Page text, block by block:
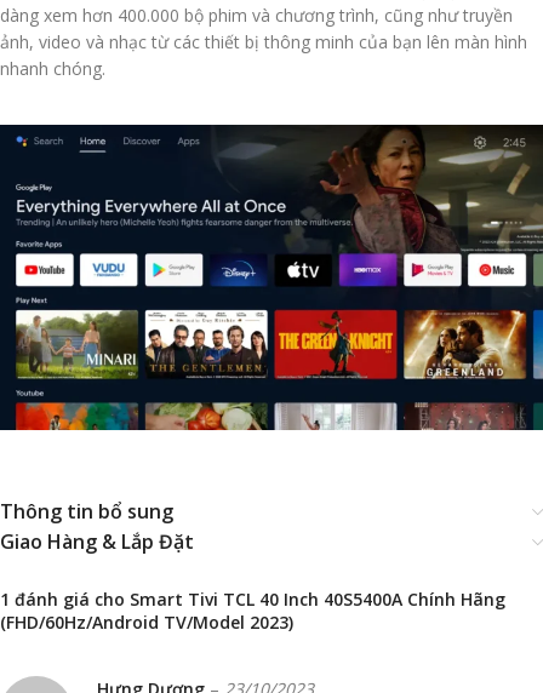
dàng xem hơn 400.000 bộ phim và chương trình, cũng như truyền
ảnh, video và nhạc từ các thiết bị thông minh của bạn lên màn hình
nhanh chóng.
Thông tin bổ sung
Giao Hàng & Lắp Đặt
1 đánh giá cho Smart Tivi TCL 40 Inch 40S5400A Chính Hãng
(FHD/60Hz/Android TV/Model 2023)